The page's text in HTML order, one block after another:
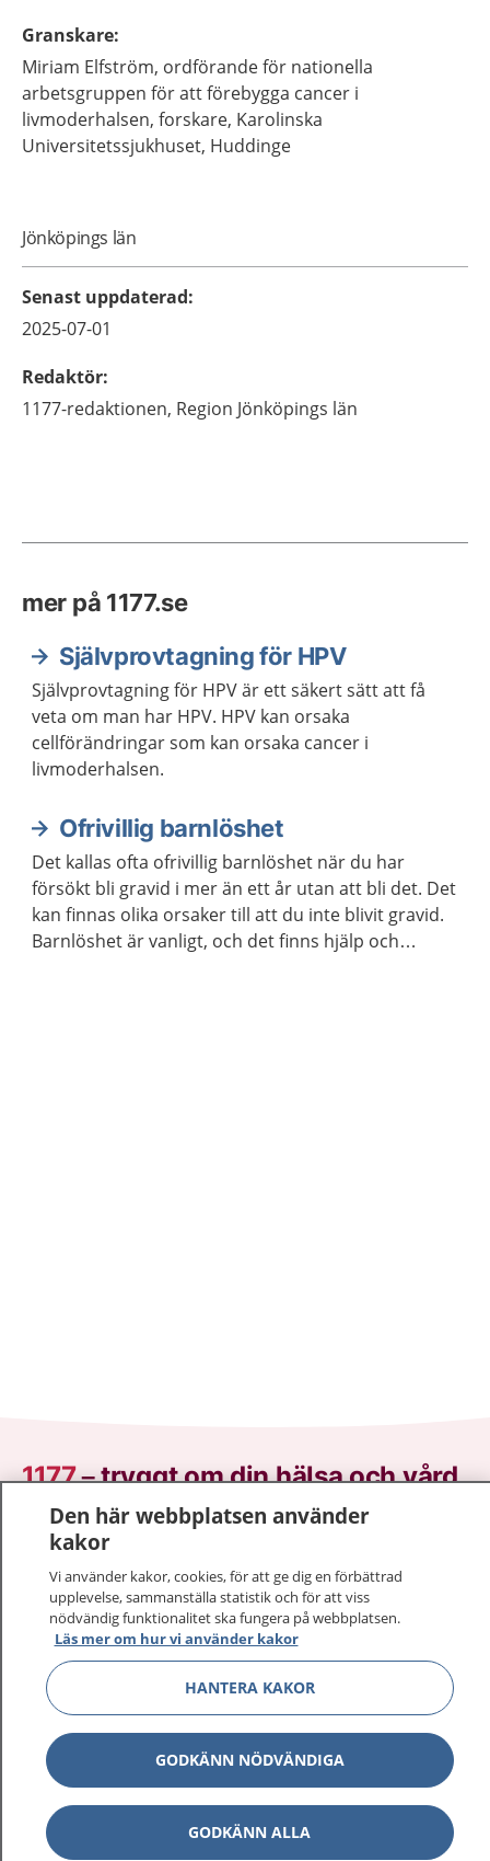
Granskare:
Miriam Elfström, ordförande för nationella
arbetsgruppen för att förebygga cancer i
livmoderhalsen, forskare, Karolinska
Universitetssjukhuset, Huddinge
Jönköpings län
Senast uppdaterad:
2025-07-01
Redaktör:
1177-redaktionen, Region Jönköpings län
mer på 1177.se
Självprovtagning för HPV
Självprovtagning för HPV är ett säkert sätt att få
veta om man har HPV. HPV kan orsaka
cellförändringar som kan orsaka cancer i
livmoderhalsen.
Ofrivillig barnlöshet
Det kallas ofta ofrivillig barnlöshet när du har
försökt bli gravid i mer än ett år utan att bli det. Det
kan finnas olika orsaker till att du inte blivit gravid.
Barnlöshet är vanligt, och det finns hjälp och
1177–tryggt om din hälsa och vård
På 1177.se får du råd om hälsa och information om
sjukdomar och vilka mottagningar du kan kontakta.
Logga in för att läsa din journal och göra dina
vårdärenden. Ring telefonnummer 1177 för
sjukvårdsrådgivning dygnet runt.
1177 ger dig råd när du vill må bättre.
1177 på flera språk
Visa
Den här webbplatsen använder
kakor
Vi använder kakor, cookies, för att ge dig en förbättrad
upplevelse, sammanställa statistik och för att viss
nödvändig funktionalitet ska fungera på webbplatsen.
Läs mer om hur vi använder kakor
HANTERA KAKOR
GODKÄNN NÖDVÄNDIGA
GODKÄNN ALLA